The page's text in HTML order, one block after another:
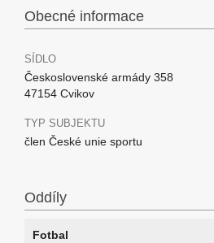
Obecné informace
SÍDLO
Československé armády 358
47154 Cvikov
TYP SUBJEKTU
člen České unie sportu
Oddíly
Fotbal